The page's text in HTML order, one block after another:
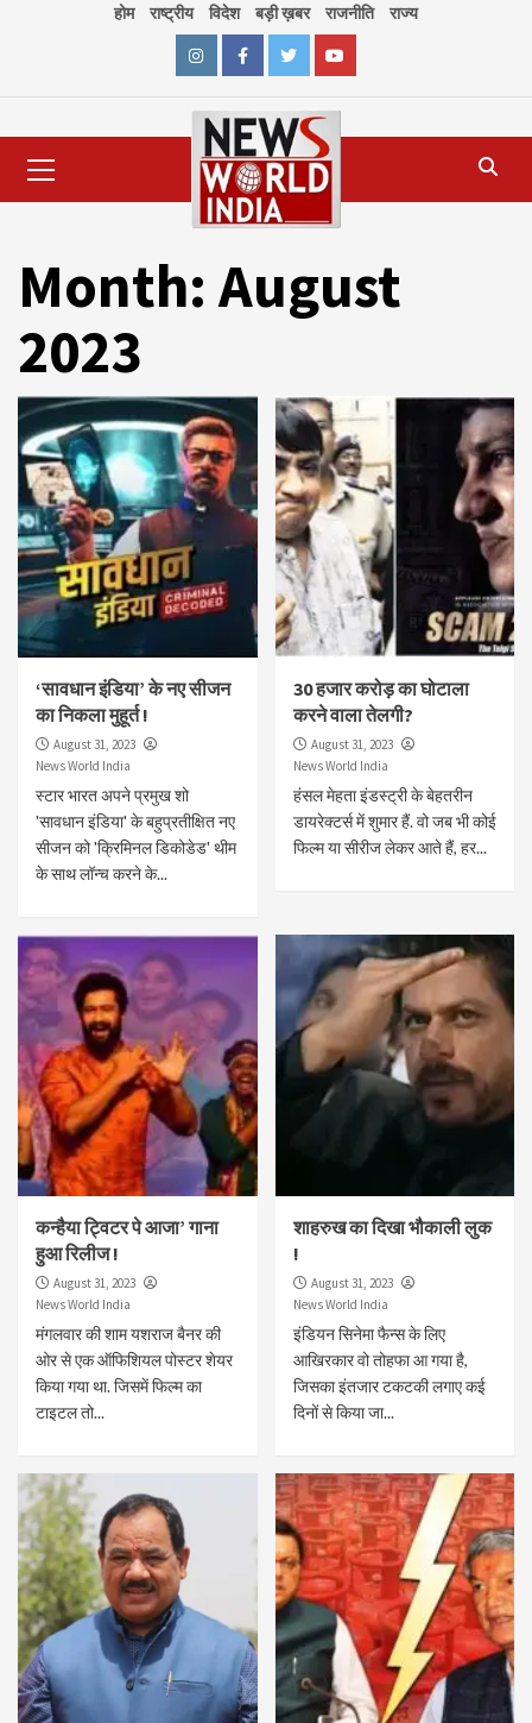
होम राष्ट्रीय विदेश बड़ी ख़बर राजनीति राज्य
InstagramFacebookTwitterYoutube
Menu
Month:August
2023
‘सावधान इंडिया’ के नए सीजन
का निकला मुहूर्त !
August 31, 2023
News World India
स्टार भारत अपने प्रमुख शो
'सावधान इंडिया' के बहुप्रतीक्षित नए
सीजन को 'क्रिमिनल डिकोडेड' थीम
के साथ लॉन्च करने के...
30 हजार करोड़ का घोटाला
करने वाला तेलगी?
August 31, 2023
News World India
हंसल मेहता इंडस्ट्री के बेहतरीन
डायरेक्टर्स में शुमार हैं. वो जब भी कोई
फिल्म या सीरीज लेकर आते हैं, हर...
कन्हैया ट्विटर पे आजा’ गाना
हुआ रिलीज !
August 31, 2023
News World India
मंगलवार की शाम यशराज बैनर की
ओर से एक ऑफिश‍ियल पोस्टर शेयर
किया गया था. जिसमें फिल्म का
टाइटल तो...
शाहरुख का दिखा भौकाली लुक
!
August 31, 2023
News World India
इंडियन सिनेमा फैन्स के लिए
आखिरकार वो तोहफा आ गया है,
जिसका इंतजार टकटकी लगाए कई
दिनों से किया जा...